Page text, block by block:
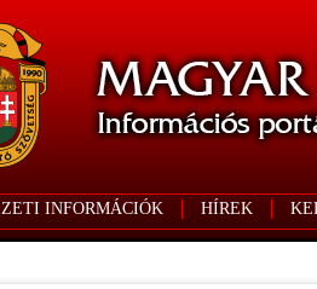
INFORMÁCIÓK HÍREK